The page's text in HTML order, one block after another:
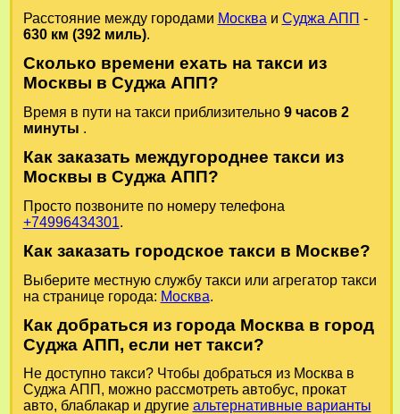
Расстояние между городами Москва и Суджа АПП -
630 км (392 миль).
Сколько времени ехать на такси из
Москвы в Суджа АПП?
Время в пути на такси приблизительно 9 часов 2
минуты .
Как заказать междугороднее такси из
Москвы в Суджа АПП?
Просто позвоните по номеру телефона
+74996434301.
Как заказать городское такси в Москве?
Выберите местную службу такси или агрегатор такси
на странице города: Москва.
Как добраться из города Москва в город
Суджа АПП, если нет такси?
Не доступно такси? Чтобы добраться из Москва в
Суджа АПП, можно рассмотреть автобус, прокат
авто, блаблакар и другие альтернативные варианты